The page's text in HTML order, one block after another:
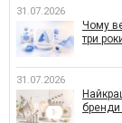
31.07.2026
Чому
три
31.07.2026
бренди